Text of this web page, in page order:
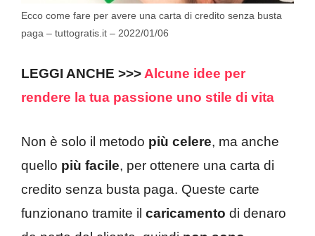
Ecco come fare per avere una carta di credito senza busta
paga – tuttogratis.it – 2022/01/06
LEGGI ANCHE >>> Alcune idee per
rendere la tua passione uno stile di vita
Non è solo il metodo più celere, ma anche
quello più facile, per ottenere una carta di
credito senza busta paga. Queste carte
funzionano tramite il caricamento di denaro